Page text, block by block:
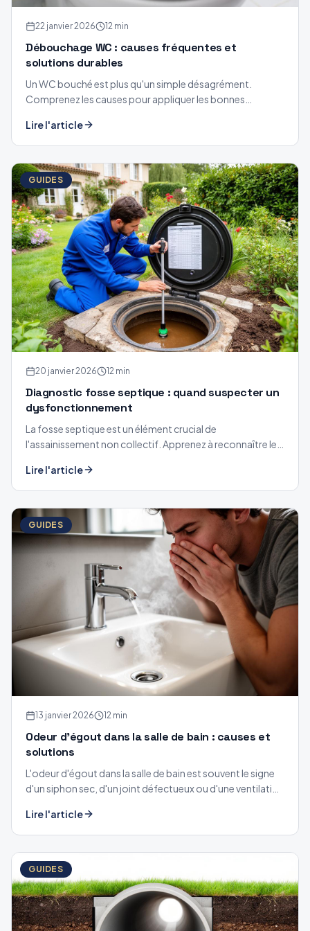
22 janvier 2026 12 min
Débouchage WC : causes fréquentes et
solutions durables
Un WC bouché est plus qu'un simple désagrément.
Comprenez les causes pour appliquer les bonnes
Lire l'article
GUIDES
20 janvier 2026 12 min
Diagnostic fosse septique : quand suspecter un
dysfonctionnement
La fosse septique est un élément crucial de
l'assainissement non collectif. Apprenez à reconnaître les
une urgence.
Lire l'article
GUIDES
13 janvier 2026 12 min
Odeur d'égout dans la salle de bain : causes et
solutions
L'odeur d'égout dans la salle de bain est souvent le signe
d'un siphon sec, d'un joint défectueux ou d'une ventilation
Lire l'article
GUIDES